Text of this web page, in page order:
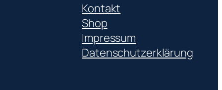
Kontakt
Shop
Impressum
Datenschutzerklärung